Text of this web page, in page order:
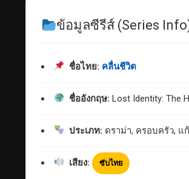
ข้อมูลซีรีส์ (Series
ชื่อไทย: คลื่นชีวิต
ชื่ออังกฤษ: Lost Identity: The
ประเภท: ดราม่า, ครอบครัว, แ
เสียง: ซับไทย